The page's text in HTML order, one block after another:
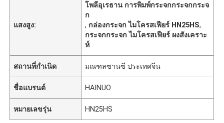
แสงสูง:
โพลีอุเรธาน การพิมพ์กระจกกระจกกระจ
ก
, กล่องกระจก ไมโครสเฟียร์ HN25HS,
กระจกกระจก ไมโครสเฟียร์ ผงสังเคราะ
ห์
สถานที่กำเนิด มณฑลซานซี ประเทศจีน
ชื่อแบรนด์ HAINUO
หมายเลขรุ่น HN25HS